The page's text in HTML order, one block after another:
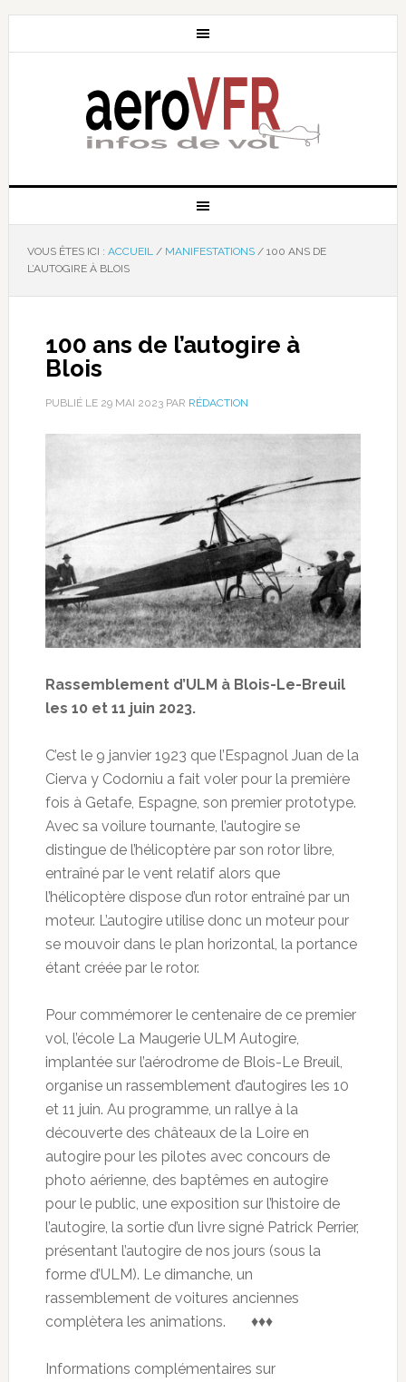
VOUS ÊTES ICI : ACCUEIL / MANIFESTATIONS /100 ANS DE
L’AUTOGIRE À BLOIS
100 ans de l’autogire à
Blois
PUBLIÉ LE 29 MAI 2023PAR RÉDACTION
Rassemblement d’ULM à Blois-Le-Breuil
les 10 et 11 juin 2023.
C’est le 9 janvier 1923 que l’Espagnol Juan de la
Cierva y Codorniu a fait voler pour la première
fois à Getafe, Espagne, son premier prototype.
Avec sa voilure tournante, l’autogire se
distingue de l’hélicoptère par son rotor libre,
entraîné par le vent relatif alors que
l’hélicoptère dispose d’un rotor entraîné par un
moteur. L’autogire utilise donc un moteur pour
se mouvoir dans le plan horizontal, la portance
étant créée par le rotor.
Pour commémorer le centenaire de ce premier
vol, l’école La Maugerie ULM Autogire,
implantée sur l’aérodrome de Blois-Le Breuil,
organise un rassemblement d’autogires les 10
et 11 juin. Au programme, un rallye à la
découverte des châteaux de la Loire en
autogire pour les pilotes avec concours de
photo aérienne, des baptêmes en autogire
pour le public, une exposition sur l’histoire de
l’autogire, la sortie d’un livre signé Patrick Perrier,
présentant l’autogire de nos jours (sous la
forme d’ULM). Le dimanche, un
rassemblement de voitures anciennes
complètera les animations. ♦♦♦
Informations complémentaires sur